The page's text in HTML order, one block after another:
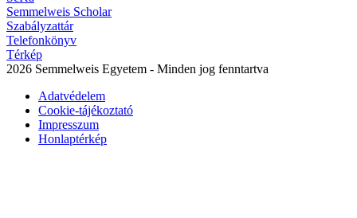
Semmelweis Scholar
Szabályzattár
Telefonkönyv
Térkép
2026 Semmelweis Egyetem - Minden jog fenntartva
Adatvédelem
Cookie-tájékoztató
Impresszum
Honlaptérkép